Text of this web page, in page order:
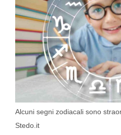
Alcuni segni zodiacali sono
Stedo.it